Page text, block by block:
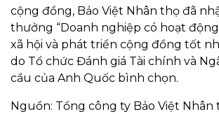
cộng đồng, Bảo Việt Nhân thọ đã
thưởng “Doanh nghiệp có hoạt
xã hội và phát triển cộng đồng tốt
do Tổ chức Đánh giá Tài chính và
cầu của Anh Quốc bình chọn.
Nguồn: Tổng công ty Bảo Việt Nhân